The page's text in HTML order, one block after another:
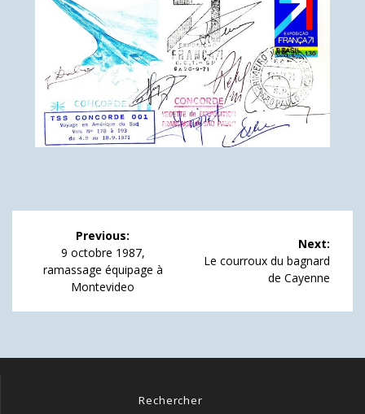
Navigation
l’article
Previous:
Previous
post:
9 octobre 1987,
ramassage équipage à
Montevideo
Next:
Next
Le courroux du bagnard
de Cayenne
Rechercher